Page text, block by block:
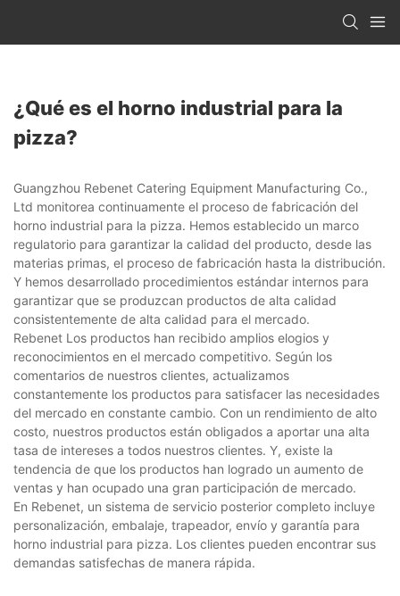
¿Qué es el horno industrial para la
pizza?
Guangzhou Rebenet Catering Equipment Manufacturing Co.,
Ltd monitorea continuamente el proceso de fabricación del
horno industrial para la pizza. Hemos establecido un marco
regulatorio para garantizar la calidad del producto, desde las
materias primas, el proceso de fabricación hasta la distribución.
Y hemos desarrollado procedimientos estándar internos para
garantizar que se produzcan productos de alta calidad
consistentemente de alta calidad para el mercado.
Rebenet Los productos han recibido amplios elogios y
reconocimientos en el mercado competitivo. Según los
comentarios de nuestros clientes, actualizamos
constantemente los productos para satisfacer las necesidades
del mercado en constante cambio. Con un rendimiento de alto
costo, nuestros productos están obligados a aportar una alta
tasa de intereses a todos nuestros clientes. Y, existe la
tendencia de que los productos han logrado un aumento de
ventas y han ocupado una gran participación de mercado.
En Rebenet, un sistema de servicio posterior completo incluye
personalización, embalaje, trapeador, envío y garantía para
horno industrial para pizza. Los clientes pueden encontrar sus
demandas satisfechas de manera rápida.